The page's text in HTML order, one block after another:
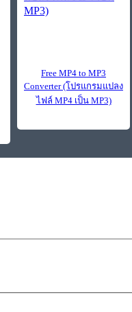
Free MP4 to MP3
Converter (โปรแกรมแปลง
ไฟล์ MP4 เป็น MP3)